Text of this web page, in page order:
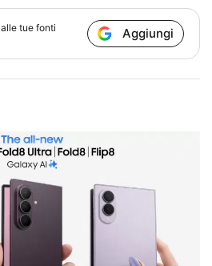
alle tue fonti
Aggiungi